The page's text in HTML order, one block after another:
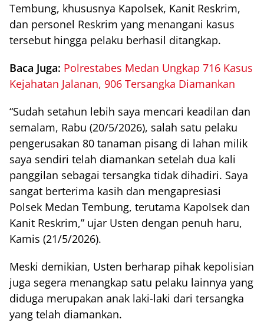
Tembung, khususnya Kapolsek, Kanit Reskrim,
dan personel Reskrim yang menangani kasus
tersebut hingga pelaku berhasil ditangkap.
Baca Juga: Polrestabes Medan Ungkap 716 Kasus
Kejahatan Jalanan, 906 Tersangka Diamankan
“Sudah setahun lebih saya mencari keadilan dan
semalam, Rabu (20/5/2026), salah satu pelaku
pengerusakan 80 tanaman pisang di lahan milik
saya sendiri telah diamankan setelah dua kali
panggilan sebagai tersangka tidak dihadiri. Saya
sangat berterima kasih dan mengapresiasi
Polsek Medan Tembung, terutama Kapolsek dan
Kanit Reskrim,” ujar Usten dengan penuh haru,
Kamis (21/5/2026).
Meski demikian, Usten berharap pihak kepolisian
juga segera menangkap satu pelaku lainnya yang
diduga merupakan anak laki-laki dari tersangka
yang telah diamankan.